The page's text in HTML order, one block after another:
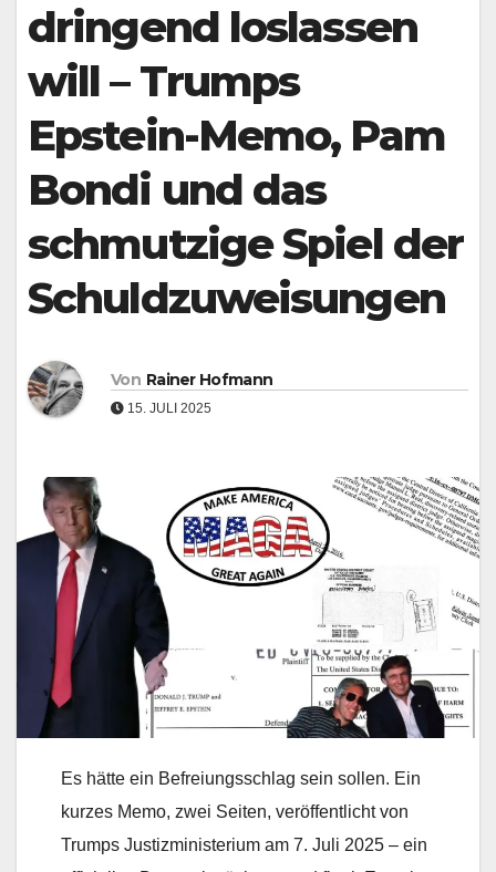
dringend loslassen
will – Trumps
Epstein-Memo, Pam
Bondi und das
schmutzige Spiel der
Schuldzuweisungen
Von Rainer Hofmann
15. JULI 2025
Es hätte ein Befreiungsschlag sein sollen. Ein
kurzes Memo, zwei Seiten, veröffentlicht von
Trumps Justizministerium am 7. Juli 2025 – ein